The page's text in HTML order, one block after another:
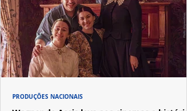
PRODUÇÕES NACIONAIS